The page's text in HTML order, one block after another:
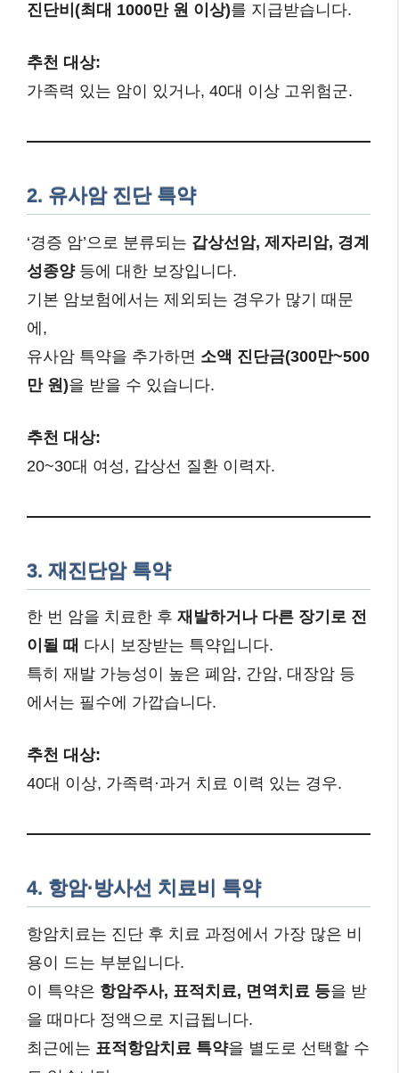
진단비(최대 1000만 원 이상)를 지급받습니다.
추천 대상:
가족력 있는 암이 있거나, 40대 이상 고위험군.
2. 유사암 진단 특약
‘경증 암’으로 분류되는 갑상선암, 제자리암, 경계
성종양등에 대한 보장입니다.
기본 암보험에서는 제외되는 경우가 많기 때문
에,
유사암 특약을 추가하면 소액 진단금(300만~500
만 원)을 받을 수 있습니다.
추천 대상:
20~30대 여성, 갑상선 질환 이력자.
3. 재진단암 특약
한 번 암을 치료한 후 재발하거나 다른 장기로 전
이될 때 다시 보장받는 특약입니다.
특히 재발 가능성이 높은 폐암, 간암, 대장암 등
에서는 필수에 가깝습니다.
추천 대상:
40대 이상, 가족력·과거 치료 이력 있는 경우.
4. 항암·방사선 치료비 특약
항암치료는 진단 후 치료 과정에서 가장 많은 비
용이 드는 부분입니다.
이 특약은 항암주사, 표적치료, 면역치료 등을 받
을 때마다 정액으로 지급됩니다.
최근에는 표적항암치료 특약을 별도로 선택할 수